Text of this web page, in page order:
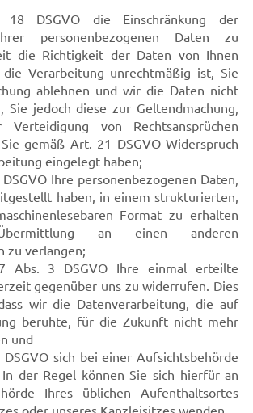
DSGVO die Einschränkung der
personenbezogenen Daten zu
die Richtigkeit der Daten von Ihnen
Verarbeitung unrechtmäßig ist, Sie
ablehnen und wir die Daten nicht
Sie jedoch diese zur Geltendmachung,
Verteidigung von Rechtsansprüchen
gemäß Art. 21 DSGVO Widerspruch
eingelegt haben;
Ihre personenbezogenen Daten,
haben, in einem strukturierten,
Format zu erhalten
an einen anderen
zu verlangen;
Abs. 3 DSGVO Ihre einmal erteilte
gegenüber uns zu widerrufen. Dies
wir die Datenverarbeitung, die auf
beruhte, für die Zukunft nicht mehr
und
sich bei einer Aufsichtsbehörde
der Regel können Sie sich hierfür an
Ihres üblichen Aufenthaltsortes
oder unseres Kanzleisitzes wenden.